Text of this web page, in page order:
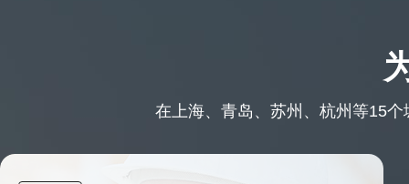
在上海、青岛、苏州、杭州等15